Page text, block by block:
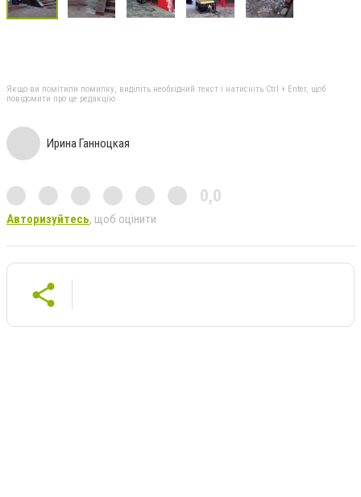
Якщо ви помітили помилку, виділіть необхідний текст і натисніть Ctrl + Enter, щоб
повідомити про це редакцію
Ирина Ганноцкая
0,0
Авторизуйтесь, щоб оцінити